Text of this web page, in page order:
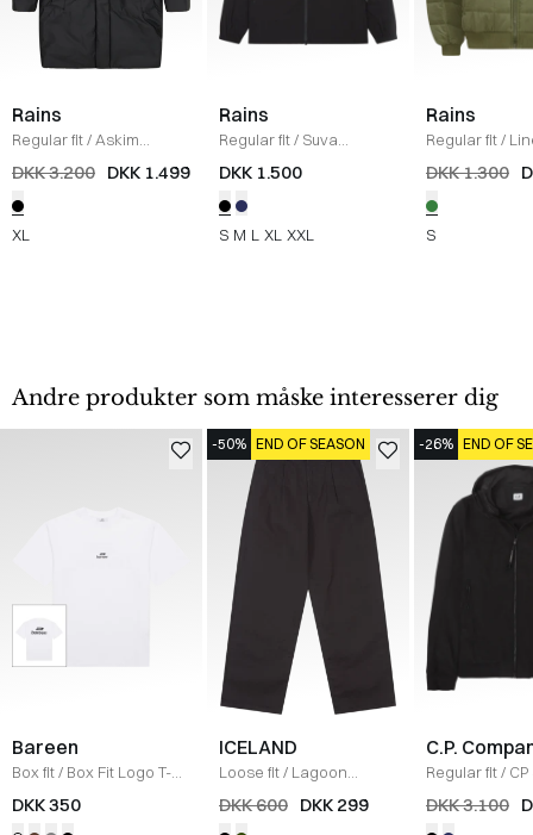
Rains
Regular fit/ Askim
Longer Insulated Jakke /
DKK 3.200 DKK 1.499
XL
Rains
Regular fit/ Suva
Hardshell Pocket Jakke
DKK 1.500
S M L XL XXL
Rains
Regular fit/
Highneck
DKK 1.300
S
Andre produkter som måske interesserer dig
Bareen
Box fit/ Box Fit Logo T-
shirt /WHITE
DKK 350
-50% END OF SEASON
ICELAND
Loose fit/ Lagoon
Bukser / BLACK
DKK 600 DKK 299
-26% END OF
C.P.
Regular fit/
Jakke
SORT
DKK 3.100